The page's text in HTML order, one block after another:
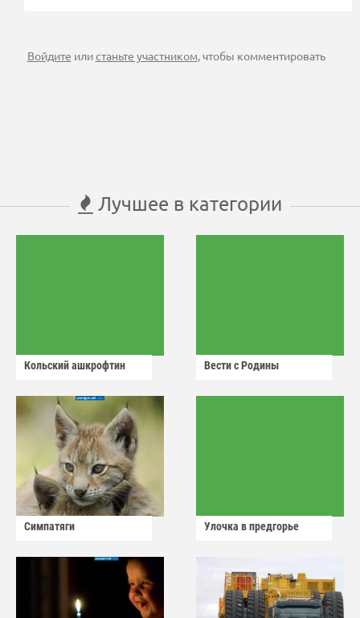
Войдите илистаньте участником, чтобы комментировать
Лучшее в категории
Кольский ашкрофтин Вести с Родины
Симпатяги Улочка в предгорье